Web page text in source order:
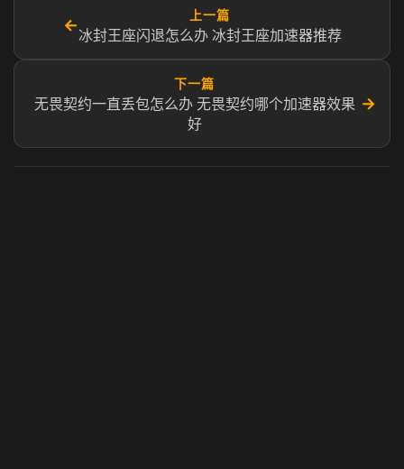
←
上一篇
冰封王座闪退怎么办 冰封王座加速器推荐
下一篇
无畏契约一直丢包怎么办 无畏契约哪个加速器效果
好
→